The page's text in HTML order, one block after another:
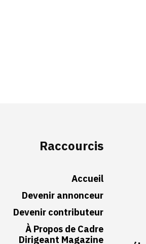
Raccourcis
Accueil
Devenir annonceur
Devenir contributeur
À Propos de Cadre
Dirigeant Magazine